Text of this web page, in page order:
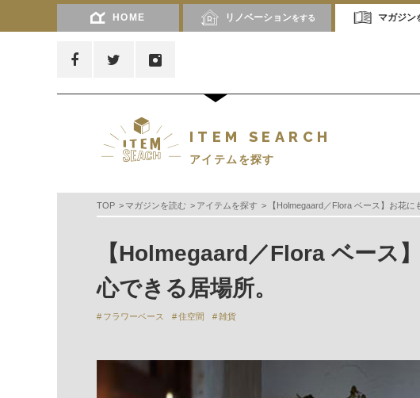
HOME リノベーションをする マガジン
ITEM SEARCH
アイテムを探す
TOP マガジンを読む アイテムを探す 【Holmegaard／Flora ベース】お花に
【Holmegaard／Flora ベース
心できる居場所。
フラワーベース 住空間 雑貨